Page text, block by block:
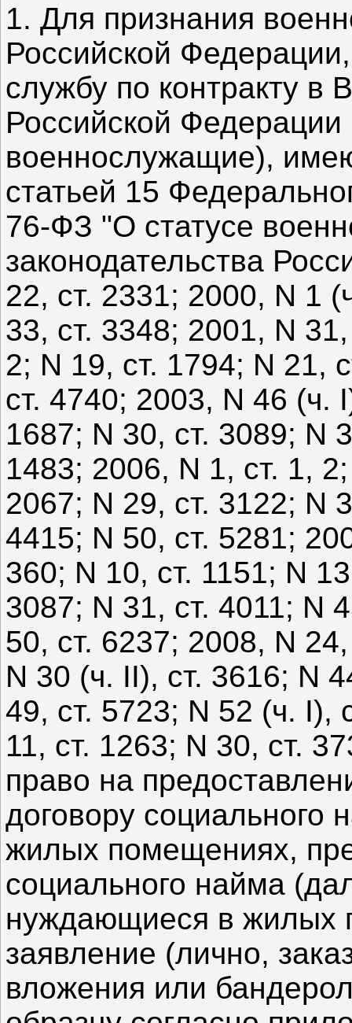
1. Для признания
Российской
службу по контракту
Российской
военнослужащие),
статьей 15
76-ФЗ "О статусе
законодательства
22, ст. 2331; 2000, N 1
33, ст. 3348; 2001, N
2; N 19, ст. 1794; N 21,
ст. 4740; 2003, N 46 (ч.
1687; N 30, ст. 3089; N
1483; 2006, N 1, ст. 1,
2067; N 29, ст. 3122; N
4415; N 50, ст. 5281;
360; N 10, ст. 1151; N
3087; N 31, ст. 4011; N
50, ст. 6237; 2008, N
N 30 (ч. II), ст. 3616; N
49, ст. 5723; N 52 (ч. I),
11, ст. 1263; N 30, ст.
право на
договору
жилых помещениях,
социального найма
нуждающиеся в жилых
заявление (лично,
вложения или